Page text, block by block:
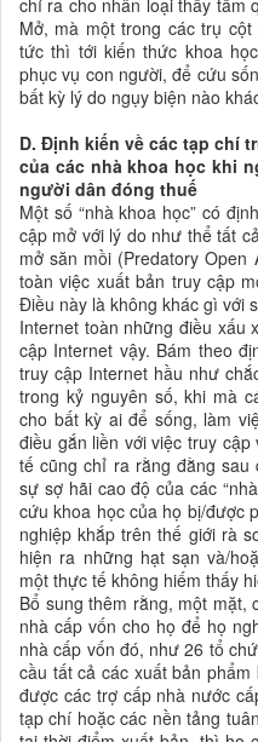
chỉ ra cho nhân loại thấy tầm
Mở, mà một trong các trụ
tức thì tới kiến thức khoa
phục vụ con người, để cứu
bất kỳ lý do ngụy biện nào
D. Định kiến về các tạp chí
của các nhà khoa học khi
người dân đóng thuế
Một số “nhà khoa học” có
cập mở với lý do như thể tất
mở săn mồi (Predatory
toàn việc xuất bản truy cập
Điều này là không khác gì với
Internet toàn những điều xấu
cập Internet vậy. Bám theo
truy cập Internet hầu như
trong kỷ nguyên số, khi mà
cho bất kỳ ai để sống, làm
điều gắn liền với việc truy
tế cũng chỉ ra rằng đằng
sự sợ hãi cao độ của các
cứu khoa học của họ bị/được
nghiệp khắp trên thế giới rà
hiện ra những hạt sạn và/
một thực tế không hiếm thấy
Bổ sung thêm rằng, một mặt,
nhà cấp vốn cho họ để họ
nhà cấp vốn đó, như 26 tổ
cầu tất cả các xuất bản phẩm
được các trợ cấp nhà nước
tạp chí hoặc các nền tảng